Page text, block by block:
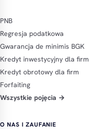
PNB
Regresja podatkowa
Gwarancja de minimis BGK
Kredyt inwestycyjny dla firm
Kredyt obrotowy dla firm
Forfaiting
Wszystkie pojęcia →
O NAS I ZAUFANIE